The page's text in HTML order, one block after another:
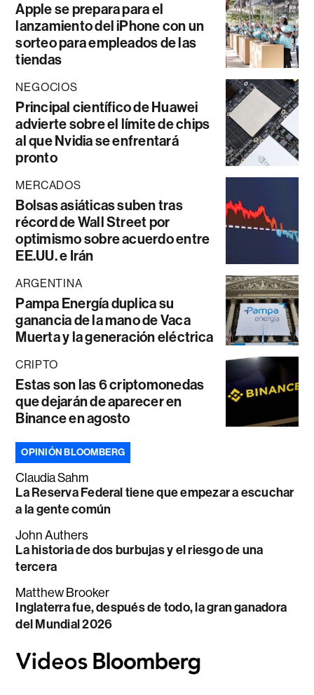
Apple se prepara para el
lanzamiento del iPhone con un
sorteo para empleados de las
tiendas
NEGOCIOS
Principal científico de Huawei
advierte sobre el límite de chips
al que Nvidia se enfrentará
pronto
MERCADOS
Bolsas asiáticas suben tras
récord de Wall Street por
optimismo sobre acuerdo entre
EE.UU. e Irán
ARGENTINA
Pampa Energía duplica su
ganancia de la mano de Vaca
Muerta y la generación eléctrica
CRIPTO
Estas son las 6 criptomonedas
que dejarán de aparecer en
Binance en agosto
OPINIÓN BLOOMBERG
Claudia Sahm
La Reserva Federal tiene que empezar a escuchar
a la gente común
John Authers
La historia de dos burbujas y el riesgo de una
tercera
Matthew Brooker
Inglaterra fue, después de todo, la gran ganadora
del Mundial 2026